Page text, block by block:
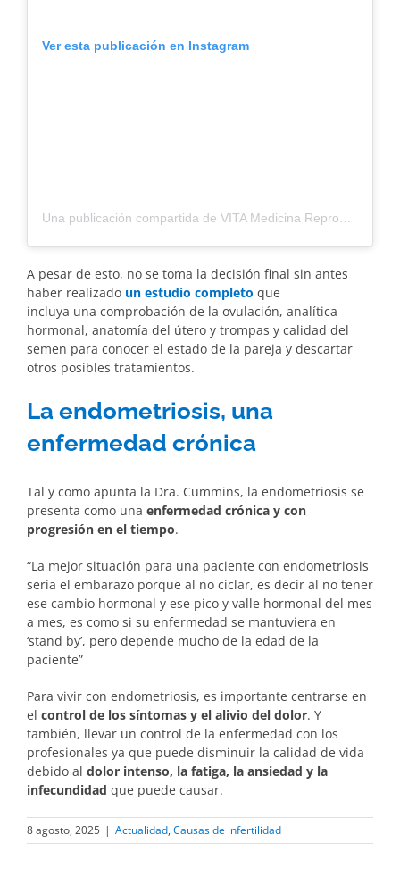
Ver esta publicación en Instagram
Una publicación compartida de VITA Medicina Reproductiva (@vitamedicinareproductiva)
A pesar de esto, no se toma la decisión final sin antes
haber realizado un estudio completo que
incluya una comprobación de la ovulación, analítica
hormonal, anatomía del útero y trompas y calidad del
semen para conocer el estado de la pareja y descartar
otros posibles tratamientos.
La endometriosis, una
enfermedad crónica
Tal y como apunta la Dra. Cummins, la endometriosis se
presenta como una enfermedad crónica y con
progresión en el tiempo.
“La mejor situación para una paciente con endometriosis
sería el embarazo porque al no ciclar, es decir al no tener
ese cambio hormonal y ese pico y valle hormonal del mes
a mes, es como si su enfermedad se mantuviera en
‘stand by’, pero depende mucho de la edad de la
paciente”
Para vivir con endometriosis, es importante centrarse en
el control de los síntomas y el alivio del dolor. Y
también, llevar un control de la enfermedad con los
profesionales ya que puede disminuir la calidad de vida
debido al dolor intenso, la fatiga, la ansiedad y la
infecundidad que puede causar.
8 agosto, 2025 | Actualidad, Causas de infertilidad